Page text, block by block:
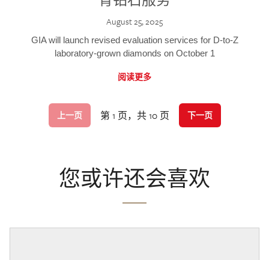
August 25, 2025
GIA will launch revised evaluation services for D-to-Z
laboratory-grown diamonds on October 1
阅读更多
上一页 第 1 页，共 10 页 下一页
您或许还会喜欢